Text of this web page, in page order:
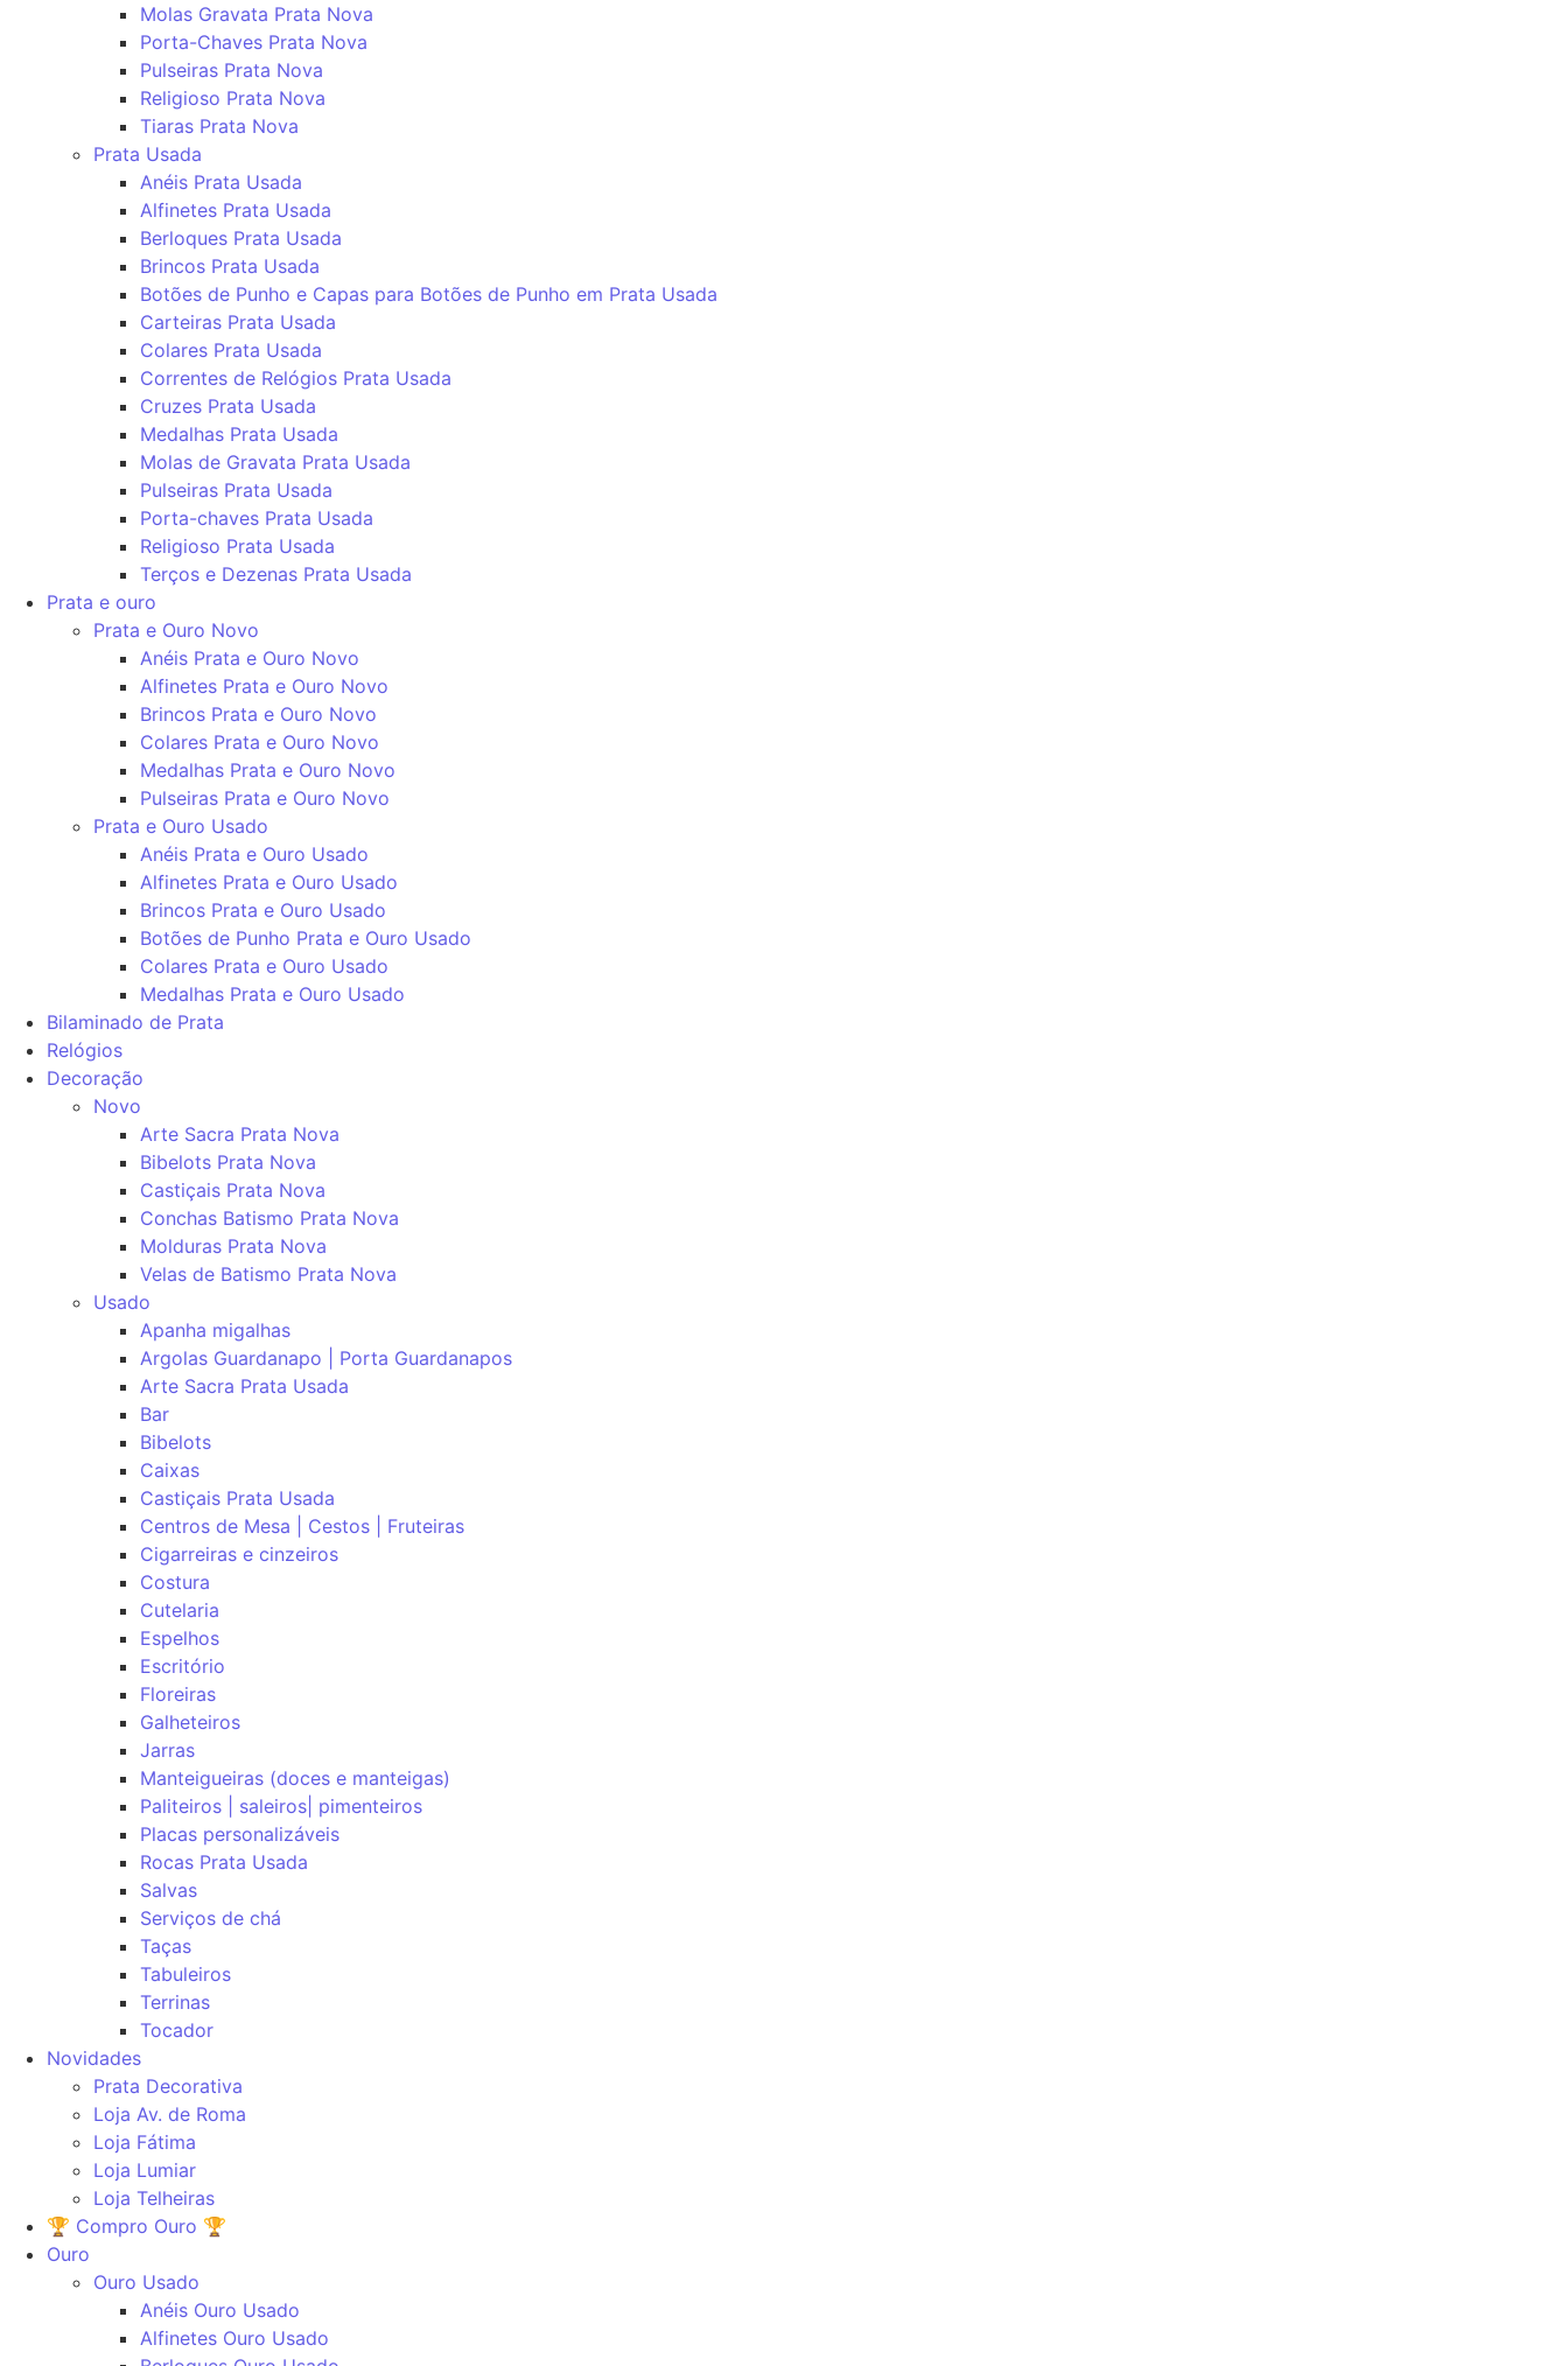
Molas Gravata Prata Nova
Porta-Chaves Prata Nova
Pulseiras Prata Nova
Religioso Prata Nova
Tiaras Prata Nova
Prata Usada
Anéis Prata Usada
Alfinetes Prata Usada
Berloques Prata Usada
Brincos Prata Usada
Botões de Punho e Capas para Botões de Punho em Prata Usada
Carteiras Prata Usada
Colares Prata Usada
Correntes de Relógios Prata Usada
Cruzes Prata Usada
Medalhas Prata Usada
Molas de Gravata Prata Usada
Pulseiras Prata Usada
Porta-chaves Prata Usada
Religioso Prata Usada
Terços e Dezenas Prata Usada
Prata e ouro
Prata e Ouro Novo
Anéis Prata e Ouro Novo
Alfinetes Prata e Ouro Novo
Brincos Prata e Ouro Novo
Colares Prata e Ouro Novo
Medalhas Prata e Ouro Novo
Pulseiras Prata e Ouro Novo
Prata e Ouro Usado
Anéis Prata e Ouro Usado
Alfinetes Prata e Ouro Usado
Brincos Prata e Ouro Usado
Botões de Punho Prata e Ouro Usado
Colares Prata e Ouro Usado
Medalhas Prata e Ouro Usado
Bilaminado de Prata
Relógios
Decoração
Novo
Arte Sacra Prata Nova
Bibelots Prata Nova
Castiçais Prata Nova
Conchas Batismo Prata Nova
Molduras Prata Nova
Velas de Batismo Prata Nova
Usado
Apanha migalhas
Argolas Guardanapo | Porta Guardanapos
Arte Sacra Prata Usada
Bar
Bibelots
Caixas
Castiçais Prata Usada
Centros de Mesa | Cestos | Fruteiras
Cigarreiras e cinzeiros
Costura
Cutelaria
Espelhos
Escritório
Floreiras
Galheteiros
Jarras
Manteigueiras (doces e manteigas)
Paliteiros | saleiros| pimenteiros
Placas personalizáveis
Rocas Prata Usada
Salvas
Serviços de chá
Taças
Tabuleiros
Terrinas
Tocador
Novidades
Prata Decorativa
Loja Av. de Roma
Loja Fátima
Loja Lumiar
Loja Telheiras
🏆 Compro Ouro 🏆
Ouro
Ouro Usado
Anéis Ouro Usado
Alfinetes Ouro Usado